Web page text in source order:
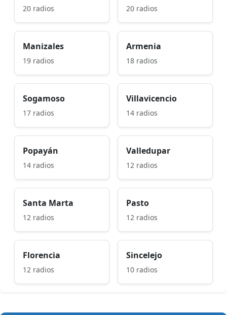
20 radios 20 radios
Manizales
19 radios
Armenia
18 radios
Sogamoso
17 radios
Villavicencio
14 radios
Popayán
14 radios
Valledupar
12 radios
Santa Marta
12 radios
Pasto
12 radios
Florencia
12 radios
Sincelejo
10 radios